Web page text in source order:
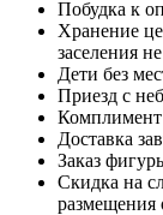
Побудка к
Хранение
заселения
Дети без
Приезд с
Комплимент
Доставка
Заказ
Скидка на
размещения